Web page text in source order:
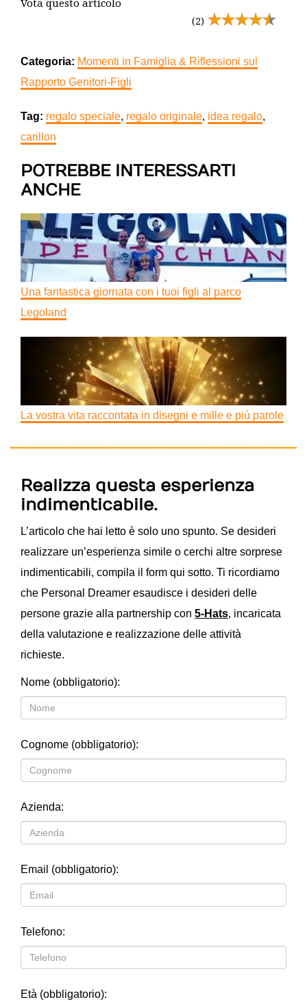
Vota questo articolo
(2)
Categoria: Momenti in Famiglia & Riflessioni sul
Rapporto Genitori-Figli
Tag: regalo speciale, regalo originale, idea regalo,
carillon
POTREBBE INTERESSARTI
ANCHE
Una fantastica giornata con i tuoi figli al parco
Legoland
La vostra vita raccontata in disegni e mille e più parole
Realizza questa esperienza
indimenticabile.
L’articolo che hai letto è solo uno spunto. Se desideri
realizzare un’esperienza simile o cerchi altre sorprese
indimenticabili, compila il form qui sotto. Ti ricordiamo
che Personal Dreamer esaudisce i desideri delle
persone grazie alla partnership con 5-Hats, incaricata
della valutazione e realizzazione delle attività
richieste.
Nome (obbligatorio):
Cognome (obbligatorio):
Azienda:
Email (obbligatorio):
Telefono:
Età (obbligatorio):